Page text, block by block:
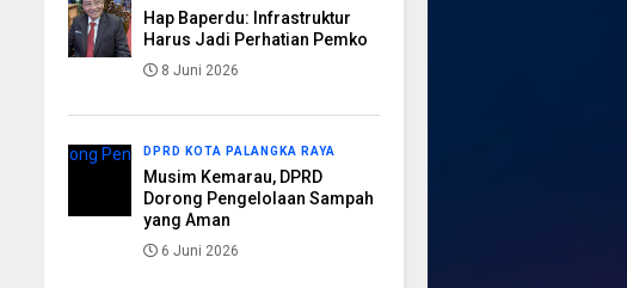
Hap Baperdu: Infrastruktur
Harus Jadi Perhatian Pemko
8 Juni 2026
DPRD KOTA PALANGKA RAYA
Musim Kemarau, DPRD
Dorong Pengelolaan Sampah
yang Aman
6 Juni 2026